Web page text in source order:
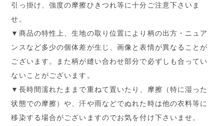
引っ掛け、強度の摩擦ひきつれ等に十分ご注意下さいま
せ。
▼商品の特性上、生地の取り位置により柄の出方・ニュア
ンスなど多少の個体差が生じ、画像と表情が異なることが
ございます。また柄が縫い合わせ部分で必ずしも合ってい
ないことがございます。
▼長時間濡れたままで重ねて置いたり、摩擦（特に湿った
状態での摩擦）や、汗や雨などでぬれた時は他の衣料等に
移染する場合がございますのでお気を付け下さいませ。